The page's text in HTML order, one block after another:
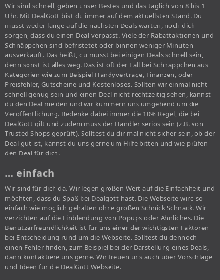
Wir sind schnell, geben unser Bestes und das täglich von 8 bis 1
Uhr. Mit DealGott bist du immer auf dem aktuellsten Stand. Du
musst weder lange auf die nächsten Deals warten, noch dich
sorgen, dass du einen Deal verpasst. Viele der Rabattaktionen und
Schnäppchen sind befristetet oder binnen weniger Minuten
ausverkauft. Das heißt, du musst bei einigen Deals schnell sein,
denn sonst ist alles weg. Das ist oft der Fall bei Schnäppchen aus
Kategorien wie zum Beispiel Handyverträge, Finanzen, oder
Preisfehler, Gutscheine und Kostenloses. Sollten wir einmal nicht
schnell genug sein und einen Deal nicht rechtzeitig sehen, kannst
du den Deal melden und wir kümmern uns umgehend um die
Veröffentlichung. Bedenke dabei immer die 10% Regel, die bei
DealGott gilt und zudem muss der Händler seriös sein (z.B. von
Trusted Shops geprüft). Solltest du dir mal nicht sicher sein, ob der
Deal gut ist, kannst du uns gerne um Hilfe bitten und wie prüfen
den Deal für dich.
… einfach
Wir sind für dich da. Wir legen großen Wert auf die Einfachheit und
möchten, dass du Spaß bei Dealgott hast. Die Webseite wird so
einfach wie möglich gehalten ohne großen Schnick Schnack. Wir
verzichten auf die Einblendung von Popups oder Ähnliches. Die
Benutzerfreundlichkeit ist für uns einer der wichtigsten Faktoren
bei Entscheidung rund um die Webseite. Solltest du dennoch
einen Fehler finden, zum Beispiel bei der Darstellung eines Deals,
dann kontaktiere uns gerne. Wir freuen uns auch über Vorschläge
und Ideen für die DealGott Webseite.